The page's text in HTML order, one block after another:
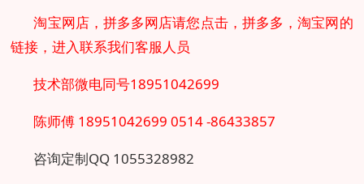
淘宝网店，拼多多网店请您点击，拼多多，淘宝网的
链接，进入联系我们客服人员
技术部微电同号18951042699
陈师傅 189510426990514 -86433857
咨询定制QQ 1055328982